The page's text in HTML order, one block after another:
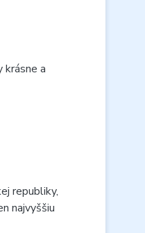
krásne a
republiky,
najvyššiu